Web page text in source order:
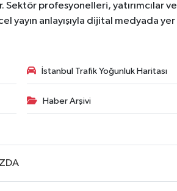
profesyonelleri, yatırımcılar ve
yayın anlayışıyla dijital medyada yer
İstanbul Trafik Yoğunluk Haritası
Haber Arşivi